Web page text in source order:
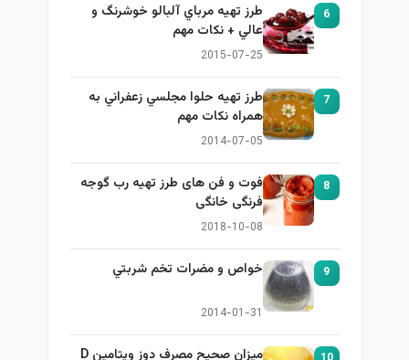
6
طرز تهيه مرباي آلبالو خوشرنگ و
عالي + نكات مهم
2015-07-25
7
طرز تهيه حلوا مجلسي زعفراني به
همراه نكات مهم
2014-07-05
8
فوت و فن های طرز تهیه رب گوجه
فرنگی خانگی
2018-10-08
9 خواص و مضرات تخم شربتي
2014-01-31
میزان صحیح مصرف دوز ویتامین D